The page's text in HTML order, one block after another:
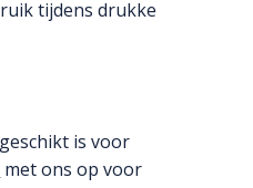
tijdens drukke
is voor
met ons op voor